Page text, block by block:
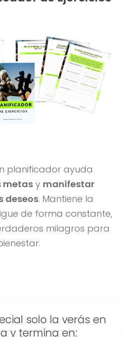
planificador ayuda
metas y manifestar
deseos. Mantiene la
de forma constante,
milagros para
solo la verás en
y termina en: